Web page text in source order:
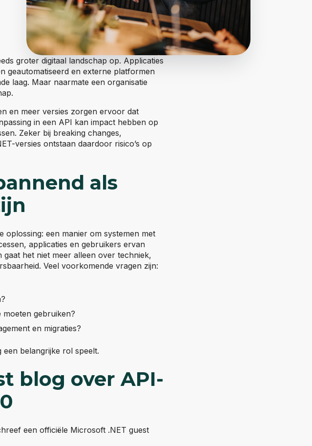
groter digitaal landschap op. Applicaties
geautomatiseerd en externe platformen
laag. Maar naarmate een organisatie
en meer versies zorgen ervoor dat
in een API kan impact hebben op
Zeker bij breaking changes,
versies ontstaan daardoor risico’s op
als
oplossing: een manier om systemen met
applicaties en gebruikers ervan
het niet meer alleen over techniek,
Veel voorkomende vragen zijn:
gebruiken?
en migraties?
belangrijke rol speelt.
blog over API-
een officiële Microsoft .NET guest